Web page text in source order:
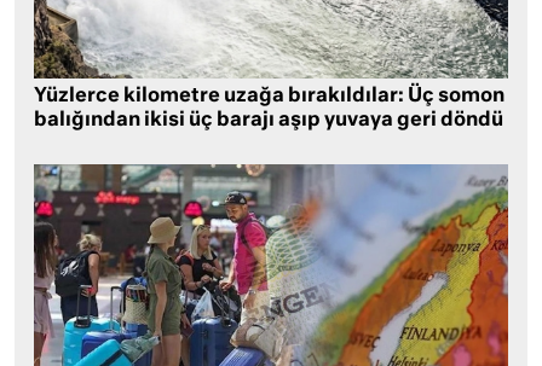
Yüzlerce kilometre uzağa bırakıldılar: Üç somon
balığından ikisi üç barajı aşıp yuvaya geri döndü